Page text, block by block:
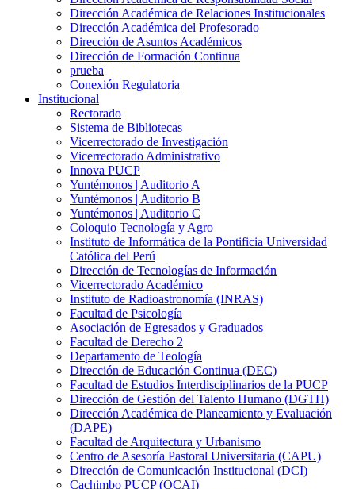
Dirección Académica de Relaciones Institucionales
Dirección Académica del Profesorado
Dirección de Asuntos Académicos
Dirección de Formación Continua
prueba
Conexión Regulatoria
Institucional
Rectorado
Sistema de Bibliotecas
Vicerrectorado de Investigación
Vicerrectorado Administrativo
Innova PUCP
Yuntémonos | Auditorio A
Yuntémonos | Auditorio B
Yuntémonos | Auditorio C
Coloquio Tecnología y Agro
Instituto de Informática de la Pontificia Universidad
Católica del Perú
Dirección de Tecnologías de Información
Vicerrectorado Académico
Instituto de Radioastronomía (INRAS)
Facultad de Psicología
Asociación de Egresados y Graduados
Facultad de Derecho 2
Departamento de Teología
Dirección de Educación Continua (DEC)
Facultad de Estudios Interdisciplinarios de la PUCP
Dirección de Gestión del Talento Humano (DGTH)
Dirección Académica de Planeamiento y Evaluación
(DAPE)
Facultad de Arquitectura y Urbanismo
Centro de Asesoría Pastoral Universitaria (CAPU)
Dirección de Comunicación Institucional (DCI)
Cachimbo PUCP (OCAI)